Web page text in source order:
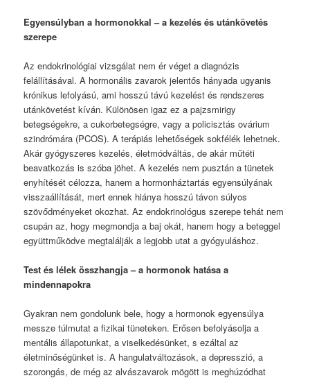
Egyensúlyban a hormonokkal – a kezelés és utánkövetés
szerepe
Az endokrinológiai vizsgálat nem ér véget a diagnózis
felállításával. A hormonális zavarok jelentős hányada ugyanis
krónikus lefolyású, ami hosszú távú kezelést és rendszeres
utánkövetést kíván. Különösen igaz ez a pajzsmirigy
betegségekre, a cukorbetegségre, vagy a policisztás ovárium
szindrómára (PCOS). A terápiás lehetőségek sokfélék lehetnek.
Akár gyógyszeres kezelés, életmódváltás, de akár műtéti
beavatkozás is szóba jöhet. A kezelés nem pusztán a tünetek
enyhítését célozza, hanem a hormonháztartás egyensúlyának
visszaállítását, mert ennek hiánya hosszú távon súlyos
szövődményeket okozhat. Az endokrinológus szerepe tehát nem
csupán az, hogy megmondja a baj okát, hanem hogy a beteggel
együttműködve megtalálják a legjobb utat a gyógyuláshoz.
Test és lélek összhangja – a hormonok hatása a
mindennapokra
Gyakran nem gondolunk bele, hogy a hormonok egyensúlya
messze túlmutat a fizikai tüneteken. Erősen befolyásolja a
mentális állapotunkat, a viselkedésünket, s ezáltal az
életminőségünket is. A hangulatváltozások, a depresszió, a
szorongás, de még az alvászavarok mögött is meghúzódhat